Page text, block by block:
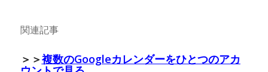
関連記事
＞＞複数のGoogleカレンダーをひとつのアカ